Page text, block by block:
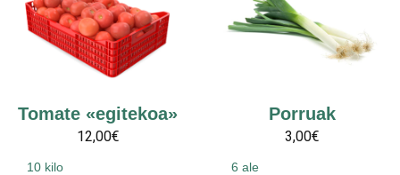
Tomate «egitekoa»
12,00€
10 kilo
Porruak
3,00€
6 ale